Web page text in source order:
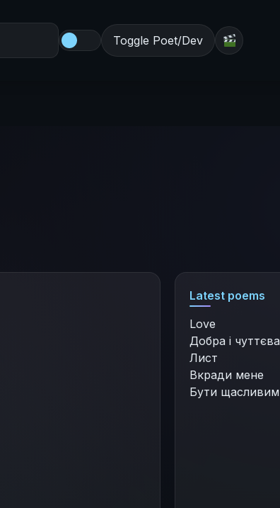
Toggle Poet/Dev
Latest poems
Love
Добра і чуттєва
Лист
Вкради мене
Бути щасливим